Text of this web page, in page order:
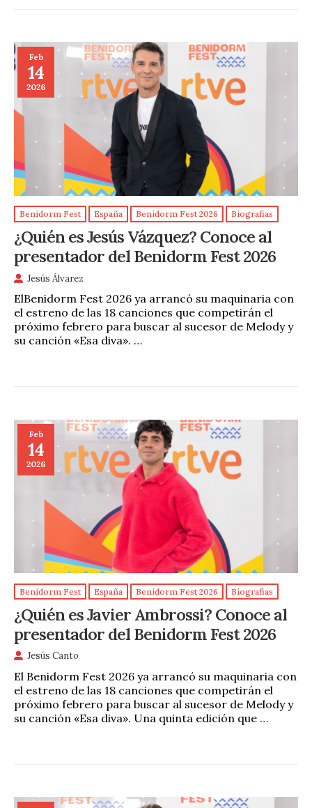
Feb
14
2026
Benidorm Fest España Benidorm Fest 2026 Biografias
¿Quién es Jesús Vázquez? Conoce al
presentador del Benidorm Fest 2026
Jesús Álvarez
ElBenidorm Fest 2026 ya arrancó su maquinaria con
el estreno de las 18 canciones que competirán el
próximo febrero para buscar al sucesor de Melody y
su canción «Esa diva». …
Feb
14
2026
Benidorm Fest España Benidorm Fest 2026 Biografias
¿Quién es Javier Ambrossi? Conoce al
presentador del Benidorm Fest 2026
Jesús Canto
El Benidorm Fest 2026 ya arrancó su maquinaria con
el estreno de las 18 canciones que competirán el
próximo febrero para buscar al sucesor de Melody y
su canción «Esa diva». Una quinta edición que …